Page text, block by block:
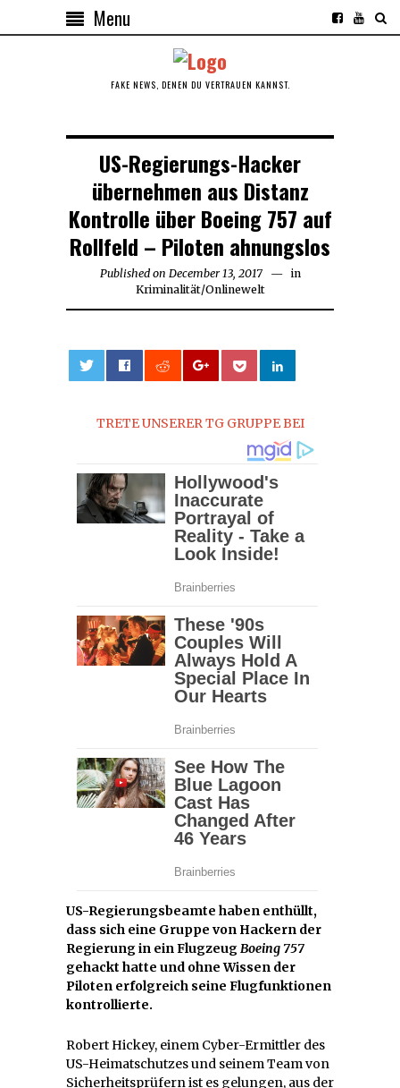
Menu
FAKE NEWS, DENEN DU VERTRAUEN KANNST.
US-Regierungs-Hacker
übernehmen aus Distanz
Kontrolle über Boeing 757 auf
Rollfeld – Piloten ahnungslos
Published on December 13, 2017
in
Kriminalität/Onlinewelt
TRETE UNSERER TG GRUPPE BEI
US-Regierungsbeamte haben enthüllt,
dass sich eine Gruppe von Hackern der
Regierung in ein FlugzeugBoeing 757
gehackt hatte und ohne Wissen der
Piloten erfolgreich seine Flugfunktionen
kontrollierte.
Robert Hickey, einem Cyber-Ermittler des
US-Heimatschutzes und seinem Team von
Sicherheitsprüfern ist es gelungen, aus der